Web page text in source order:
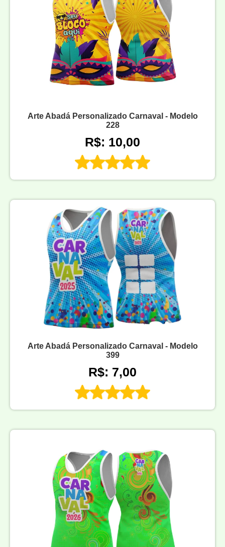
Arte Abadá Personalizado Carnaval - Modelo
228
R$: 10,00
Arte Abadá Personalizado Carnaval - Modelo
399
R$: 7,00